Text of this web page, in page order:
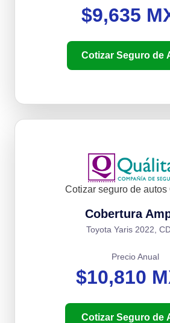
$9,635
Cotizar Seguro de
Cotizar seguro de autos
Cobertura
Toyota Yaris 2022,
Precio Anual
$10,810
Cotizar Seguro de